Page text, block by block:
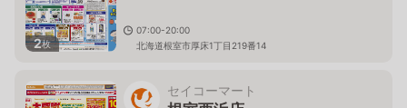
2枚
07:00-20:00
北海道根室市厚床1丁目219番14
セイコーマート